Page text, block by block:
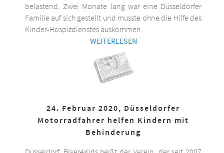
belastend. Zwei Monate lang war eine Düsseldorfer
Familie auf sich gestellt und musste ohne die Hilfe des
Kinder-Hospizdienstes auskommen.
WEITERLESEN
24. Februar 2020, Düsseldorfer
Motorradfahrer helfen Kindern mit
Behinderung